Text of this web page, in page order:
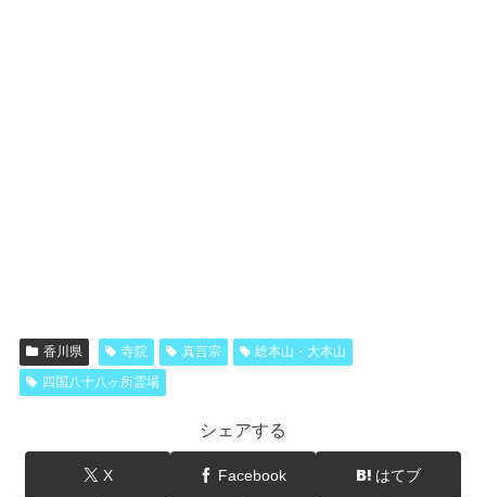
香川県 寺院 真言宗
総本山・大本山
四国八十八ヶ所霊場
シェアする
X Facebook はてブ